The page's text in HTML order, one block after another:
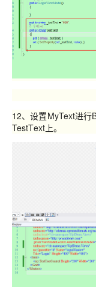
12、设置MyText进
TestText上。